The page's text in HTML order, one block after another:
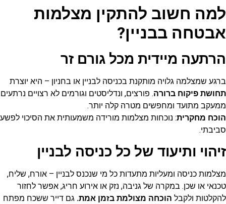
למה חשוב להתקין מצלמות
אבטחה בבניין?
הרתעה מיידית מכל גורם זר
ברגע שמצלמה גלויה מותקנת בכניסה לבניין או בחניון – היא יוצרת
תחושת פיקוח ברורה. פורצים, ונדליסטים וגורמים לא רצויים נרתעים
ממעקב מתועד ומחפשים מטרה קלה יותר.
הוכח מחקרית: נוכחות מצלמות מורידה משמעותית את הסיכוי לפשע
סביבתי.
זיהוי ותיעוד של כל כניסה לבניין
מצלמות כניסה ומעליות מתעדות כל מי שנכנס לבניין – אורח, שליח,
טכנאי או שכן. במקרה של גניבה, נזק או אירוע חריג, אפשר לחזור
להקלטות ולקבל הוכחה מצולמת בזמן אמת. גם דייר ששכח מפתח